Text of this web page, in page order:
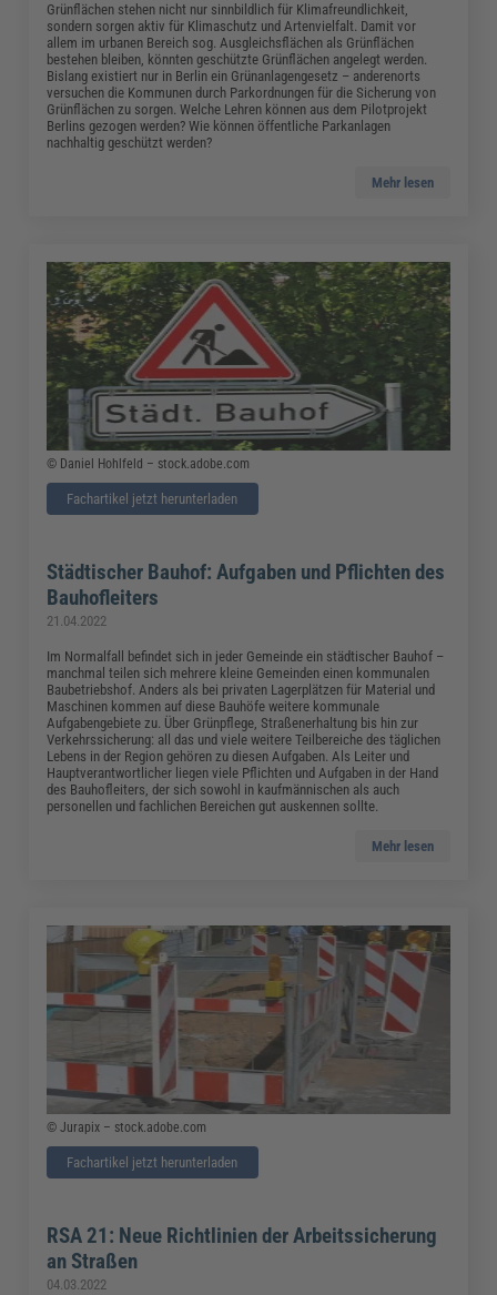
Grünflächen stehen nicht nur sinnbildlich für Klimafreundlichkeit,
sondern sorgen aktiv für Klimaschutz und Artenvielfalt. Damit vor
allem im urbanen Bereich sog. Ausgleichsflächen als Grünflächen
bestehen bleiben, könnten geschützte Grünflächen angelegt werden.
Bislang existiert nur in Berlin ein Grünanlagengesetz – anderenorts
versuchen die Kommunen durch Parkordnungen für die Sicherung von
Grünflächen zu sorgen. Welche Lehren können aus dem Pilotprojekt
Berlins gezogen werden? Wie können öffentliche Parkanlagen
nachhaltig geschützt werden?
Mehr lesen
© Daniel Hohlfeld – stock.adobe.com
Fachartikel jetzt herunterladen
Städtischer Bauhof: Aufgaben und Pflichten des
Bauhofleiters
21.04.2022
Im Normalfall befindet sich in jeder Gemeinde ein städtischer Bauhof –
manchmal teilen sich mehrere kleine Gemeinden einen kommunalen
Baubetriebshof. Anders als bei privaten Lagerplätzen für Material und
Maschinen kommen auf diese Bauhöfe weitere kommunale
Aufgabengebiete zu. Über Grünpflege, Straßenerhaltung bis hin zur
Verkehrssicherung: all das und viele weitere Teilbereiche des täglichen
Lebens in der Region gehören zu diesen Aufgaben. Als Leiter und
Hauptverantwortlicher liegen viele Pflichten und Aufgaben in der Hand
des Bauhofleiters, der sich sowohl in kaufmännischen als auch
personellen und fachlichen Bereichen gut auskennen sollte.
Mehr lesen
© Jurapix – stock.adobe.com
Fachartikel jetzt herunterladen
RSA 21: Neue Richtlinien der Arbeitssicherung
an Straßen
04.03.2022